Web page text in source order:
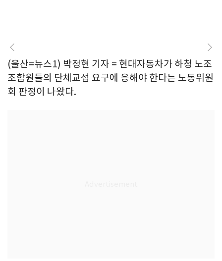
(울산=뉴스1) 박정현 기자 = 현대자동차가 하청 노조
조합원들의 단체교섭 요구에 응해야 한다는 노동위원
회 판정이 나왔다.